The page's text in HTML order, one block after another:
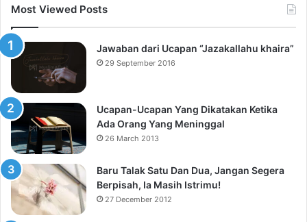
Most Viewed Posts
Jawaban dari Ucapan “Jazakallahu khaira”
29 September 2016
Ucapan-Ucapan Yang Dikatakan Ketika
Ada Orang Yang Meninggal
26 March 2013
Baru Talak Satu Dan Dua, Jangan Segera
Berpisah, Ia Masih Istrimu!
27 December 2012